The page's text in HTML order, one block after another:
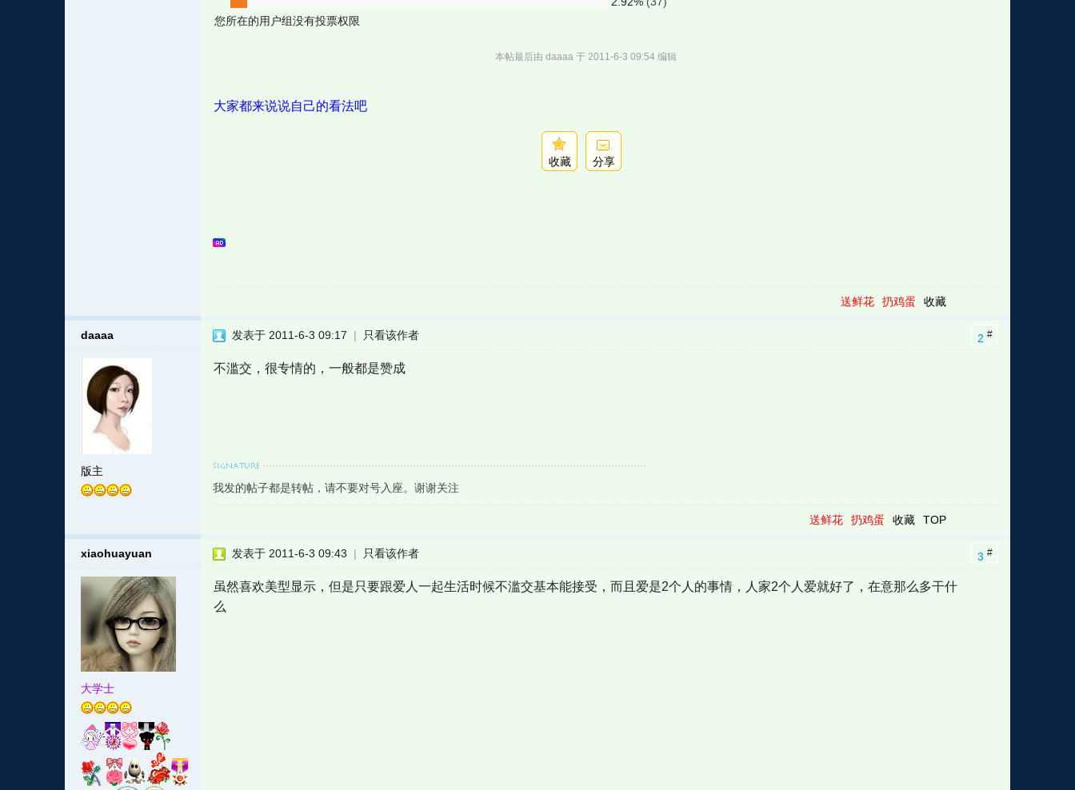
您所在的用户组没有投票权限
本帖最后由 daaaa 于 2011-6-3 09:54 编辑
大家都来说说自己的看法吧
收藏 分享
送鲜花 扔鸡蛋 收藏
daaaa
版主
2 #
发表于 2011-6-3 09:17 | 只看该作者
不滥交，很专情的，一般都是赞成
我发的帖子都是转帖，请不要对号入座。谢谢关注
送鲜花 扔鸡蛋 收藏 TOP
xiaohuayuan
大学士
3 #
发表于 2011-6-3 09:43 | 只看该作者
虽然喜欢美型显示，但是只要跟爱人一起生活时候不滥交基本能接受，而且爱是2个人的事情，人家2个人爱就好了，在意那么多干什
么